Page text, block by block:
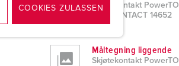
COOKIES ZULASSENSkjøtekontakt
ErgoCONTACT 14652
ZIP, 7 MB
Måltegning liggende
Skjøtekontakt